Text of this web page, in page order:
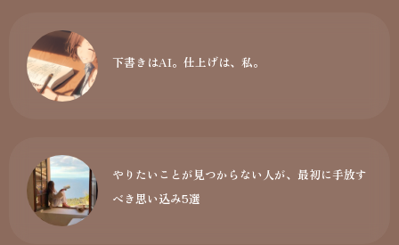
下書きはAI。仕上げは、私。
やりたいことが見つからない人が、最初に手放す
べき思い込み5選